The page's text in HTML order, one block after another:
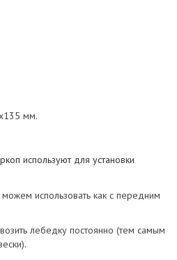
мм.
используют для установки
использовать как с передним
лебедку постоянно (тем самым